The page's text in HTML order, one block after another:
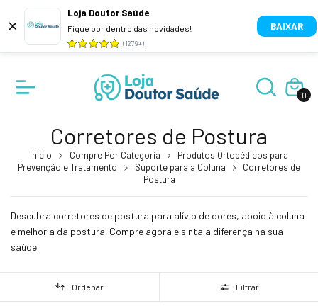
Loja Doutor Saúde
Fique por dentro das novidades!
(1279+)
BAIXAR
0
Corretores de Postura
Início Compre Por Categoria
Produtos Ortopédicos para
Prevenção e Tratamento
Suporte para a Coluna
Corretores de
Postura
Descubra corretores de postura para alívio de dores, apoio à coluna
e melhoria da postura. Compre agora e sinta a diferença na sua
saúde!
Ordenar Filtrar